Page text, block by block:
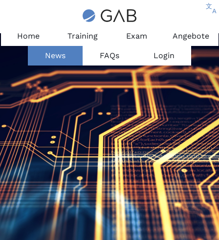
文
A
Home Training Exam Angebote
News FAQs Login